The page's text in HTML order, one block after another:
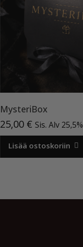
MysteriBox
25,00 € Sis. Alv 25,5%
Lisää ostoskoriin